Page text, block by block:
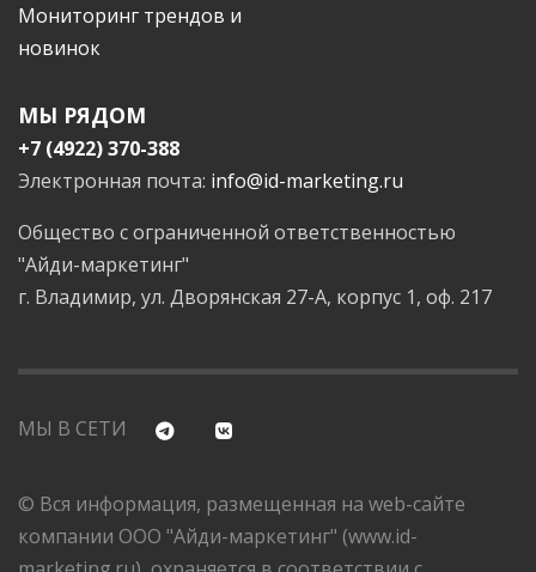
Мониторинг трендов и
новинок
МЫ РЯДОМ
+7 (4922) 370-388
Электронная почта: info@id-marketing.ru
Общество с ограниченной ответственностью
"Айди-маркетинг"
г. Владимир, ул. Дворянская 27-А, корпус 1, оф. 217
МЫ В СЕТИ
© Вся информация, размещенная на web-сайте
компании ООО "Айди-маркетинг" (www.id-